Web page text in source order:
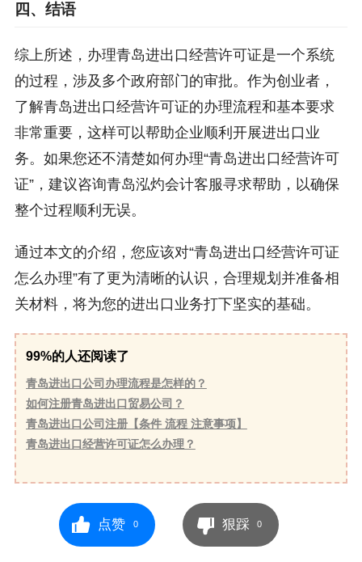
四、结语
综上所述，办理青岛进出口经营许可证是一个系统
的过程，涉及多个政府部门的审批。作为创业者，
了解青岛进出口经营许可证的办理流程和基本要求
非常重要，这样可以帮助企业顺利开展进出口业
务。如果您还不清楚如何办理“青岛进出口经营许可
证”，建议咨询青岛泓灼会计客服寻求帮助，以确保
整个过程顺利无误。
通过本文的介绍，您应该对“青岛进出口经营许可证
怎么办理”有了更为清晰的认识，合理规划并准备相
关材料，将为您的进出口业务打下坚实的基础。
99%的人还阅读了
青岛进出口公司办理流程是怎样的？
如何注册青岛进出口贸易公司？
青岛进出口公司注册【条件 流程 注意事项】
青岛进出口经营许可证怎么办理？
点赞 0 狠踩 0